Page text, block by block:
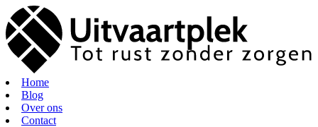
Home
Blog
Over ons
Contact